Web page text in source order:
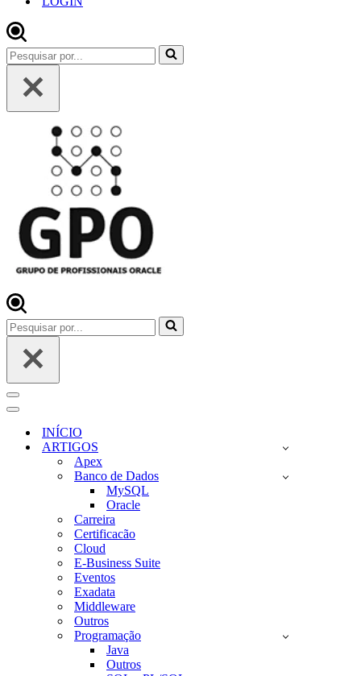
Pesquisar
por...
Pesquisar
por...
Menu
de
navegação
Menu
navegaçãoINÍCIO
ARTIGOS
Apex
Banco de Dados
MySQL
Oracle
Carreira
Certificacão
Cloud
E-Business Suite
Eventos
Exadata
Middleware
Outros
Programação
Java
Outros